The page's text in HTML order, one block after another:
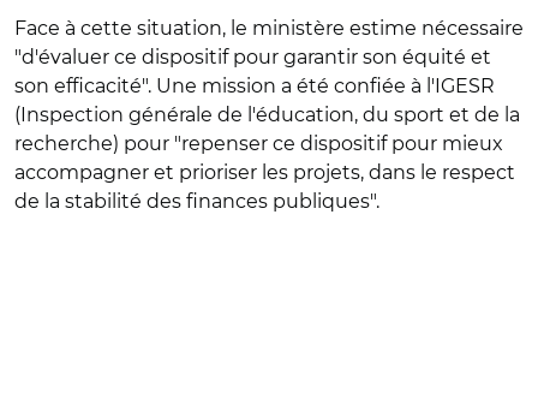
Face à cette situation, le ministère estime nécessaire
"d'évaluer ce dispositif pour garantir son équité et
son efficacité". Une mission a été confiée à l'IGESR
(Inspection générale de l'éducation, du sport et de la
recherche) pour "repenser ce dispositif pour mieux
accompagner et prioriser les projets, dans le respect
de la stabilité des finances publiques".